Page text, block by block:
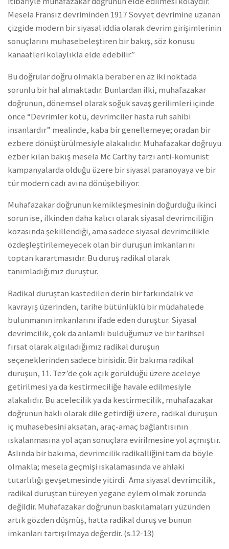
Mesela Fransız devriminden 1917 Sovyet devrimine uzanan
çizgide modern bir siyasal iddia olarak devrim girişimlerinin
sonuçlarını muhasebeleştiren bir bakış, söz konusu
kanaatleri kolaylıkla elde edebilir.”
Bu doğrular doğru olmakla beraber en az iki noktada
sorunlu bir hal almaktadır. Bunlardan ilki, muhafazakar
doğrunun, dönemsel olarak soğuk savaş gerilimleri içinde
önce “Devrimler kötü, devrimciler hasta ruh sahibi
insanlardır” mealinde, kaba bir genellemeye; oradan bir
ezbere dönüştürülmesiyle alakalıdır. Muhafazakar doğruyu
ezber kılan bakış mesela Mc Carthy tarzı anti-komünist
kampanyalarda olduğu üzere bir siyasal paranoyaya ve bir
tür modern cadı avına dönüşebiliyor.
Muhafazakar doğrunun kemikleşmesinin doğurduğu ikinci
sorun ise, ilkinden daha kalıcı olarak siyasal devrimciliğin
kozasında şekillendiği, ama sadece siyasal devrimcilikle
özdeşleştirilemeyecek olan bir duruşun imkanlarını
toptan karartmasıdır. Bu duruş radikal olarak
tanımladığımız duruştur.
Radikal duruştan kastedilen derin bir farkındalık ve
kavrayış üzerinden, tarihe bütünlüklü bir müdahalede
bulunmanın imkanlarını ifade eden duruştur. Siyasal
devrimcilik, çok da anlamlı bulduğumuz ve bir tarihsel
fırsat olarak algıladığımız radikal duruşun
seçeneklerinden sadece birisidir. Bir bakıma radikal
duruşun, 11. Tez’de çok açık görüldüğü üzere aceleye
getirilmesi ya da kestirmeciliğe havale edilmesiyle
alakalıdır. Bu acelecilik ya da kestirmecilik, muhafazakar
doğrunun haklı olarak dile getirdiği üzere, radikal duruşun
iç muhasebesini aksatan, araç-amaç bağlantısının
ıskalanmasına yol açan sonuçlara evirilmesine yol açmıştır.
Aslında bir bakıma, devrimcilik radikalliğini tam da böyle
olmakla; mesela geçmişi ıskalamasında ve ahlaki
tutarlılığı gevşetmesinde yitirdi. Ama siyasal devrimcilik,
radikal duruştan türeyen yegane eylem olmak zorunda
değildir. Muhafazakar doğrunun baskılamaları yüzünden
artık gözden düşmüş, hatta radikal duruş ve bunun
imkanları tartışılmaya değerdir. (s.12-13)